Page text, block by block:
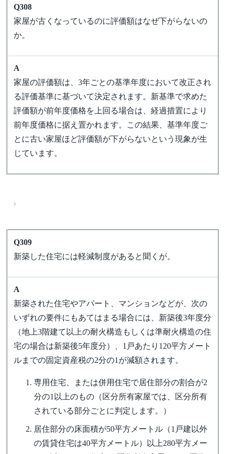
Q308
家屋が古くなっているのに評価額はなぜ下がらないの
か。
A
家屋の評価額は、3年ごとの基準年度において改正され
る評価基準に基づいて決定されます。新基準で求めた
評価額が前年度価格を上回る場合は、経過措置により
前年度価格に据え置かれます。この結果、基準年度ご
とに古い家屋ほど評価額が下がらないという現象が生
じています。
Q309
新築した住宅には軽減制度があると聞くが。
A
新築された住宅やアパート、マンションなどが、次の
いずれの要件にもあてはまる場合には、新築後3年度分
（地上3階建て以上の耐火構造もしくは準耐火構造の住
宅の場合は新築後5年度分）、1戸あたり120平方メート
ルまでの固定資産税の2分の1が減額されます。
専用住宅、または併用住宅で居住部分の割合が2
分の1以上のもの（区分所有家屋では、区分所有
されている部分ごとに判定します。）
居住部分の床面積が50平方メートル（1戸建以外
の賃貸住宅は40平方メートル）以上280平方メー